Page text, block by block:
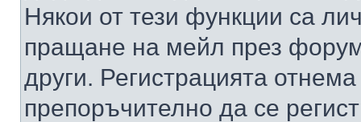
Някои от тези функции са
пращане на мейл през
други. Регистрацията
препоръчително да се